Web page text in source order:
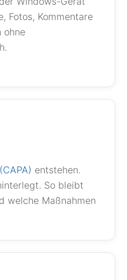
Fotos, Kommentare
ohne
entstehen.
So bleibt
welche Maßnahmen